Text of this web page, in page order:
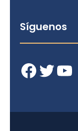
Síguenos
Facebook Twitter YouTube